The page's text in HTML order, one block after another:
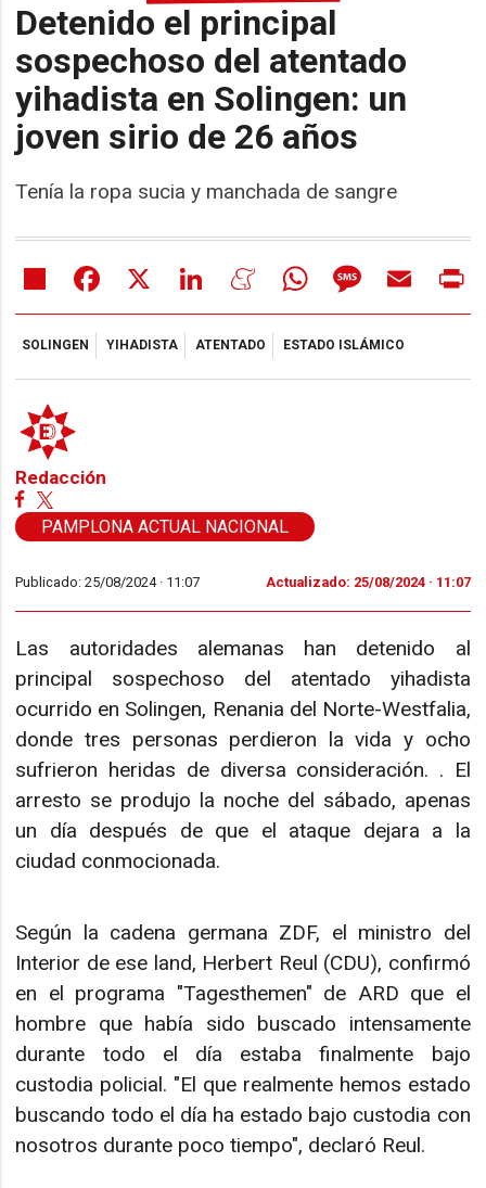
Detenido el principal
sospechoso del atentado
yihadista en Solingen: un
joven sirio de 26 años
Tenía la ropa sucia y manchada de sangre
Share Facebook LinkedIn MeneameWhatsAppMessageEmail
SOLINGEN YIHADISTA ATENTADO ESTADO ISLÁMICO
Redacción
PAMPLONA ACTUAL NACIONAL
Publicado: 25/08/2024 · 11:07 Actualizado: 25/08/2024 · 11:07
Las autoridades alemanas han detenido al
principal sospechoso del atentado yihadista
ocurrido en Solingen, Renania del Norte-Westfalia,
donde tres personas perdieron la vida y ocho
sufrieron heridas de diversa consideración. . El
arresto se produjo la noche del sábado, apenas
un día después de que el ataque dejara a la
ciudad conmocionada.
Según la cadena germana ZDF, el ministro del
Interior de ese land, Herbert Reul (CDU), confirmó
en el programa "Tagesthemen" de ARD que el
hombre que había sido buscado intensamente
durante todo el día estaba finalmente bajo
custodia policial. "El que realmente hemos estado
buscando todo el día ha estado bajo custodia con
nosotros durante poco tiempo", declaró Reul.